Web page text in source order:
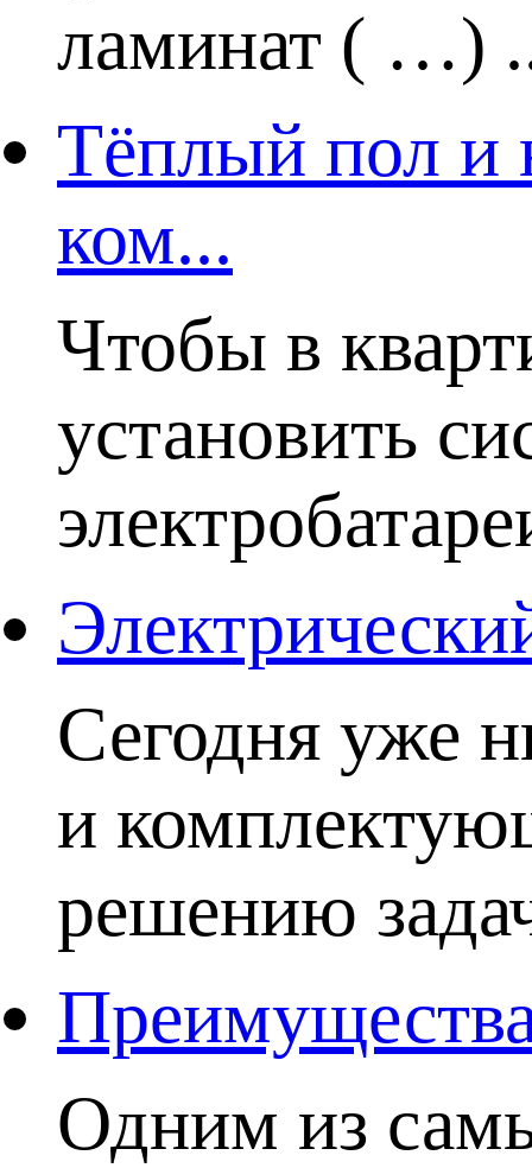
ламинат ( …)
Тёплый пол и
ком...
Чтобы в
установить
Сегодня уже
и
решению
Одним из